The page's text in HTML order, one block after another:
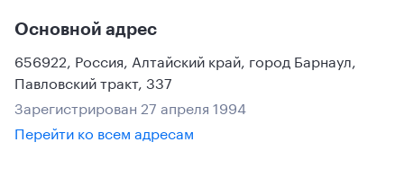
Основной адрес
656922, Россия, Алтайский край, город Барнаул,
Павловский тракт, 337
Зарегистрирован 27 апреля 1994
Перейти ко всем адресам